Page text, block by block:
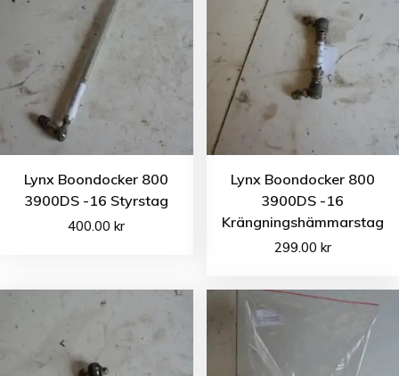
Lynx Boondocker 800
3900DS -16 Styrstag
400.00kr
Lynx Boondocker 800
3900DS -16
Krängningshämmarstag
299.00 kr